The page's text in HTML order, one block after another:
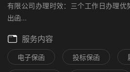
有限公司办理时效：三个工作日办理
出函...
服务内容
电子保函 投标保函